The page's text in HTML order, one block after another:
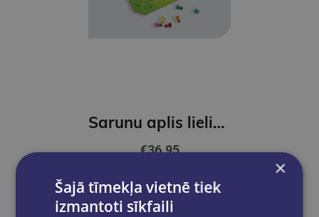
Sarunu aplis lieliem un maziem
€36.95
Ielikt grozā
×
Šajā tīmekļa vietnē tiek
izmantoti sīkfaili